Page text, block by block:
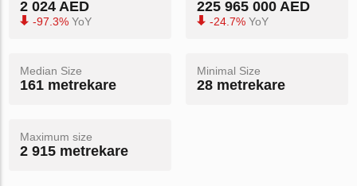
2 024 AED
-97.3% YoY
225 965 000 AED
-24.7% YoY
Median Size
161 metrekare
Minimal Size
28 metrekare
Maximum size
2 915 metrekare